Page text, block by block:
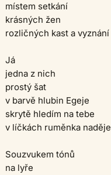
místem setkání
krásných žen
rozličných kast a vyznání
Já
jedna z nich
prostý šat
v barvě hlubin Egeje
skrytě hledím na tebe
v líčkách ruměnka naděje
Souzvukem tónů
na lyře